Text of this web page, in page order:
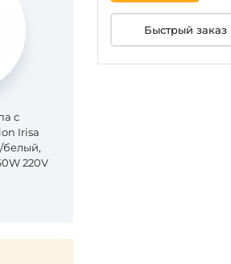
с
Irisa
белый,
220V
Быстрый заказ